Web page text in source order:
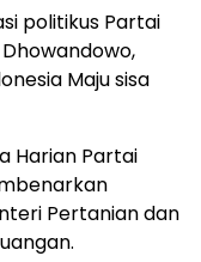
politikus Partai
Maju sisa
Harian Partai
Pertanian dan